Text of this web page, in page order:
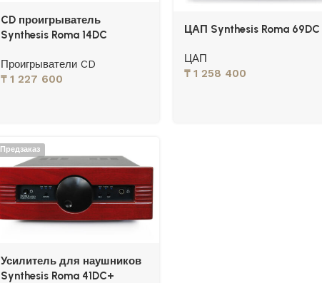
CD проигрыватель
Synthesis Roma 14DC
Проигрыватели CD
₸1 227 600
ЦАП Synthesis Roma 69DC
ЦАП
₸1 258 400
Предзаказ
Усилитель для наушников
Synthesis Roma 41DC+